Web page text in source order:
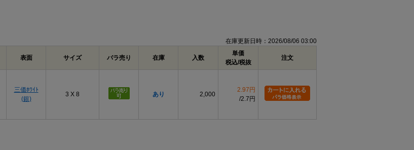
在庫更新日時：2026/08/06 03:00
表面 サイズ バラ売り 在庫 入数
単価
税込/税抜
注文
三価ﾎﾜｲﾄ
(銀)
3 X 8 あり 2,000
2.97円
2.7円